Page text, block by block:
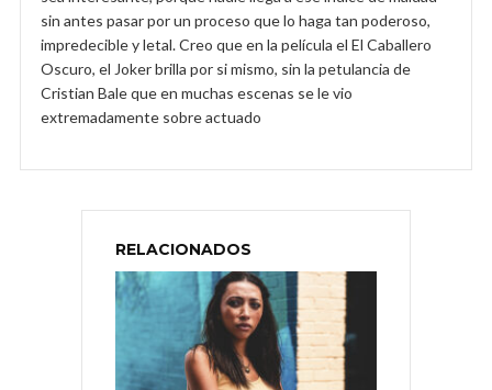
sin antes pasar por un proceso que lo haga tan poderoso,
impredecible y letal. Creo que en la película el El Caballero
Oscuro, el Joker brilla por si mismo, sin la petulancia de
Cristian Bale que en muchas escenas se le vio
extremadamente sobre actuado
RELACIONADOS